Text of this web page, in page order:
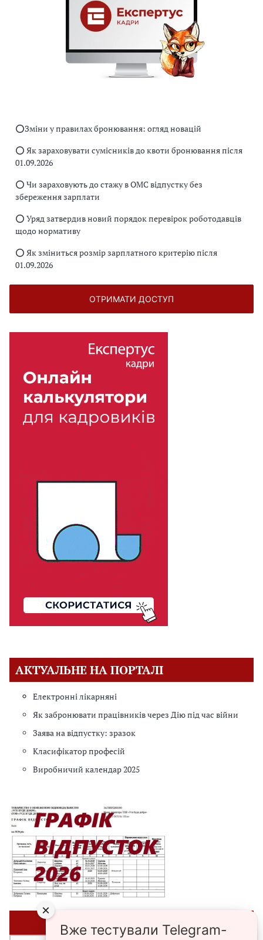
⭕️Зміни у правилах бронювання: огляд новацій
⭕️ Як зараховувати сумісників до квоти бронювання після
01.09.2026
⭕️ Чи зараховують до стажу в ОМС відпустку без
збереження зарплати
⭕️ Уряд затвердив новий порядок перевірок роботодавців
щодо нормативу
⭕️ Як зміниться розмір зарплатного критерію після
01.09.2026
ОТРИМАТИ ДОСТУП
АКТУАЛЬНЕ НА ПОРТАЛІ
Електронні лікарняні
Як забронювати працівників через Дію під час війни
Заява на відпустку: зразок
Класифікатор професій
Виробничий календар 2025
⭐ЗРАЗКИ⭐
Вже тестували Telegram-
×